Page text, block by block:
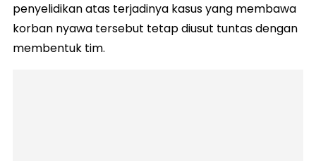
penyelidikan atas terjadinya kasus yang membawa
korban nyawa tersebut tetap diusut tuntas dengan
membentuk tim.